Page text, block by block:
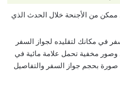
من الأجنحة خلال الحدث الذي
في مكانك لتقليده لجواز السفر
وصور مخفية تحمل علامة مائية في
بحجم جواز السفر والتفاصيل